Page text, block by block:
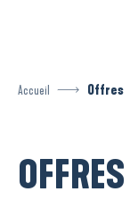
Accueil Offres
OFFRES